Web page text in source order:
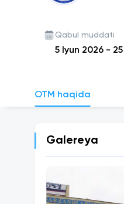
Qabul muddati
5 Iyun 2026 -
OTM haqida
Galereya